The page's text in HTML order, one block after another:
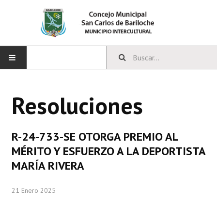
CONCEJO
Integrantes del Concejo
Comisiones Permanentes
Comisiones Especiales
Resoluciones
R-24-733-SE OTORGA PREMIO AL
MÉRITO Y ESFUERZO A LA DEPORTISTA
MARÍA RIVERA
21 Enero 2025